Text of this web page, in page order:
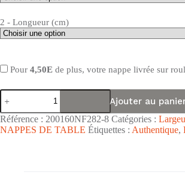
2 - Longueur (cm)
Pour 4,50E de plus, votre nappe livrée sur
quantité
de
Nappe
de
table
Ajouter au
Référence : 200160NF282-8 Catégories :
NAPPES DE TABLE Étiquettes : Authentique,